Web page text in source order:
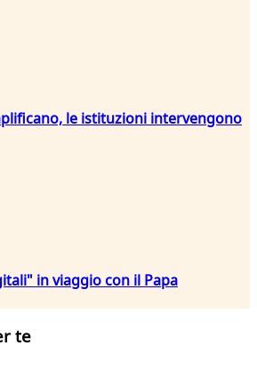
le istituzioni intervengono
in viaggio con il Papa
te